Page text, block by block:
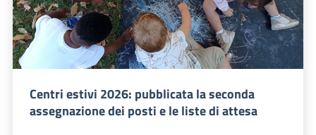
Centri estivi 2026: pubblicata la seconda
assegnazione dei posti e le liste di attesa